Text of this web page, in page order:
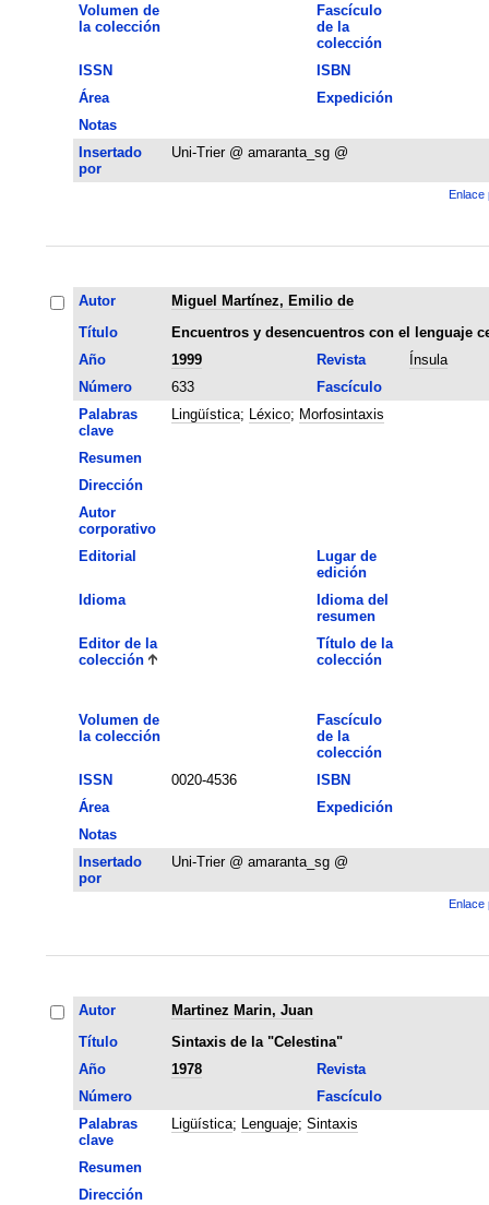
Volumen de
la colección
Fascículo
de la
colección
ISSN
ISBN
Área
Expedición
Notas
Insertado
por
Uni-Trier @ amaranta_sg @
Enlace
Autor
Miguel Martínez, Emilio de
Título
Encuentros y desencuentros con el lenguaje
Año
1999 Revista
Ínsula
Número
633
Fascículo
Palabras
clave
Lingüística; Léxico; Morfosintaxis
Resumen
Dirección
Autor
corporativo
Editorial
Lugar de
edición
Idioma
Idioma del
resumen
Editor de la
colección
Título de la
colección
Volumen de
la colección
Fascículo
de la
colección
ISSN
0020-4536
ISBN
Área
Expedición
Notas
Insertado
por
Uni-Trier @ amaranta_sg @
Enlace
Autor
Martinez Marin, Juan
Título
Sintaxis de la "Celestina"
Año
1978
Revista
Número
Fascículo
Palabras
clave
Ligüística; Lenguaje; Sintaxis
Resumen
Dirección